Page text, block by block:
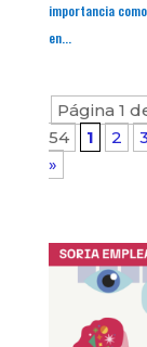
importancia
en...
Página 1
54
1 2 3
»